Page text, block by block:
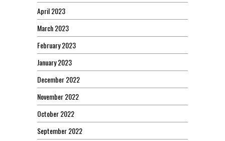
April 2023
March 2023
February 2023
January 2023
December 2022
November 2022
October 2022
September 2022